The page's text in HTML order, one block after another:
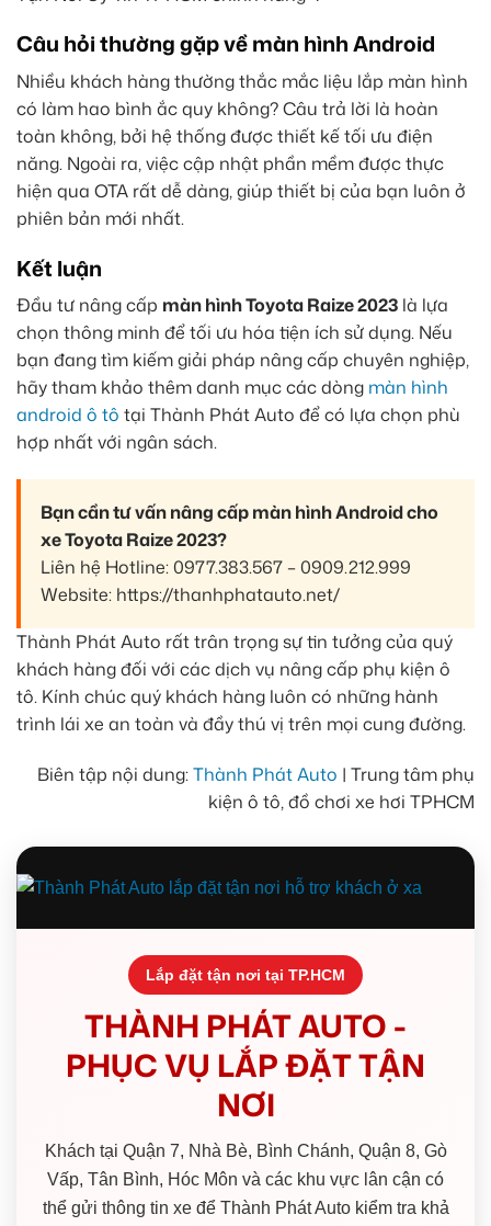
Câu hỏi thường gặp về màn hình Android
Nhiều khách hàng thường thắc mắc liệu lắp màn hình
có làm hao bình ắc quy không? Câu trả lời là hoàn
toàn không, bởi hệ thống được thiết kế tối ưu điện
năng. Ngoài ra, việc cập nhật phần mềm được thực
hiện qua OTA rất dễ dàng, giúp thiết bị của bạn luôn ở
phiên bản mới nhất.
Kết luận
Đầu tư nâng cấp màn hình Toyota Raize 2023 là lựa
chọn thông minh để tối ưu hóa tiện ích sử dụng. Nếu
bạn đang tìm kiếm giải pháp nâng cấp chuyên nghiệp,
hãy tham khảo thêm danh mục các dòng màn hình
android ô tô tại Thành Phát Auto để có lựa chọn phù
hợp nhất với ngân sách.
Bạn cần tư vấn nâng cấp màn hình Android cho
xe Toyota Raize 2023?
Liên hệ Hotline: 0977.383.567 – 0909.212.999
Website: https://thanhphatauto.net/
Thành Phát Auto rất trân trọng sự tin tưởng của quý
khách hàng đối với các dịch vụ nâng cấp phụ kiện ô
tô. Kính chúc quý khách hàng luôn có những hành
trình lái xe an toàn và đầy thú vị trên mọi cung đường.
Biên tập nội dung:Thành Phát Auto | Trung tâm phụ
kiện ô tô, đồ chơi xe hơi TPHCM
Lắp đặt tận nơi tại TP.HCM
THÀNH PHÁT AUTO -
PHỤC VỤ LẮP ĐẶT TẬN
NƠI
Khách tại Quận 7, Nhà Bè, Bình Chánh, Quận 8, Gò
Vấp, Tân Bình, Hóc Môn và các khu vực lân cận có
thể gửi thông tin xe để Thành Phát Auto kiểm tra khả